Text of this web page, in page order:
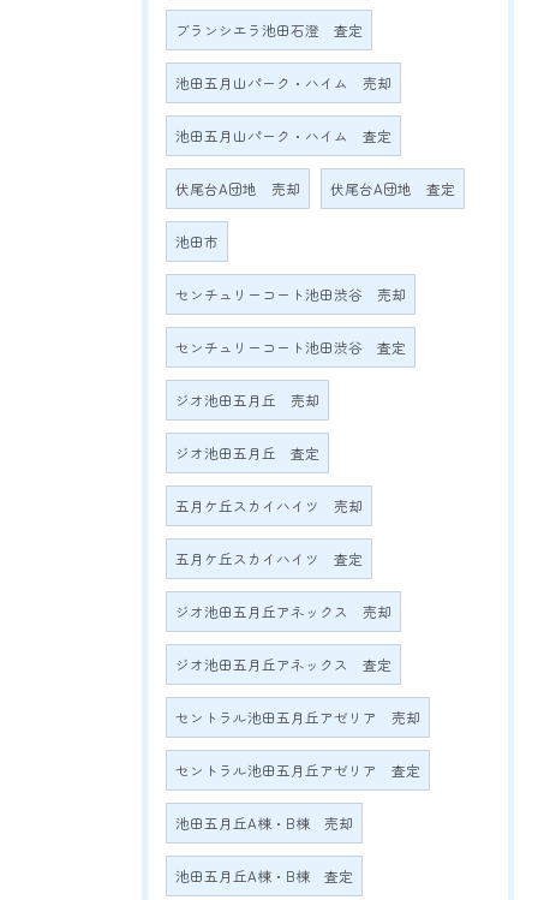
ブランシエラ池田石澄 査定
池田五月山パーク・ハイム 売却
池田五月山パーク・ハイム 査定
伏尾台A団地 売却 伏尾台A団地 査定
池田市
センチュリーコート池田渋谷 売却
センチュリーコート池田渋谷 査定
ジオ池田五月丘 売却
ジオ池田五月丘 査定
五月ケ丘スカイハイツ 売却
五月ケ丘スカイハイツ 査定
ジオ池田五月丘アネックス 売却
ジオ池田五月丘アネックス 査定
セントラル池田五月丘アゼリア 売却
セントラル池田五月丘アゼリア 査定
池田五月丘A棟・B棟 売却
池田五月丘A棟・B棟 査定